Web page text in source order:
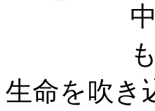
生命を吹き